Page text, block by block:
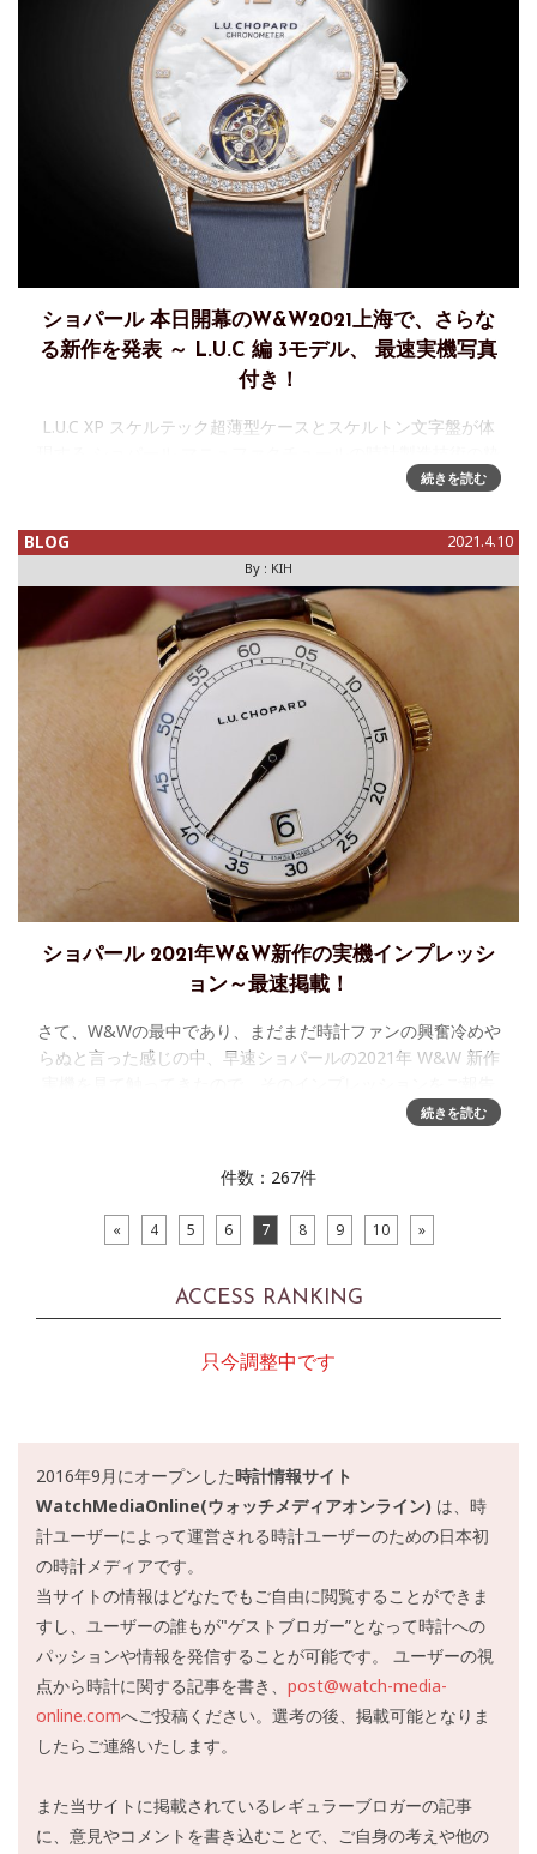
ショパール 本日開幕のW&W2021上海で、さらな
る新作を発表 ～ L.U.C 編 3モデル、 最速実機写真
付き！
L.U.C XP スケルテック超薄型ケースとスケルトン文字盤が体
©Federal-StudioL.U.C XP スケルテックは、2012年の発表以
続きを読む
BLOG 2021.4.10
By : KIH
ショパール 2021年W&W新作の実機インプレッシ
ョン～最速掲載！
さて、W&Wの最中であり、まだまだ時計ファンの興奮冷めや
らぬと言った感じの中、早速ショパールの2021年 W&W 新作
する。１．L.U.C クアトロ スピリット 25詳細は、こちらのペ
続きを読む
件数：267件
« 4 5 6 7 8 9 10 »
ACCESS RANKING
只今調整中です
2016年9月にオープンした時計情報サイト
WatchMediaOnline(ウォッチメディアオンライン) は、時
計ユーザーによって運営される時計ユーザーのための日本初
の時計メディアです。
当サイトの情報はどなたでもご自由に閲覧することができま
すし、ユーザーの誰もが"ゲストブロガー”となって時計への
パッションや情報を発信することが可能です。 ユーザーの視
点から時計に関する記事を書き、 post@watch-media-
online.comへご投稿ください。選考の後、掲載可能となりま
したらご連絡いたします。
また当サイトに掲載されているレギュラーブロガーの記事
に、意見やコメントを書き込むことで、ご自身の考えや他の